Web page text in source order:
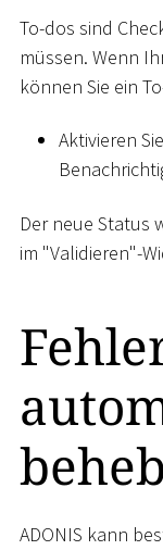
To-dos sind
müssen. Wenn
können Sie ein
Aktivieren
Der neue Status
im "Validieren"-
ADONIS kann